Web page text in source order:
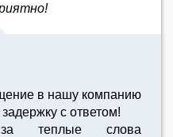
в нашу компанию
с ответом!
теплые слова